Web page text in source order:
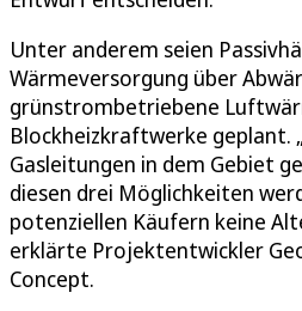
Unter anderem seien
Wärmeversorgung über
grünstrombetriebene
Blockheizkraftwerke geplant.
Gasleitungen in dem Gebiet
diesen drei Möglichkeiten
potenziellen Käufern keine
erklärte Projektentwickler
Concept.